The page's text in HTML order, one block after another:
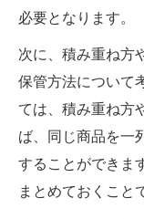
必要となります。
次に、積み重ね方
保管方法について
ては、積み重ね方
ば、同じ商品を一
することができま
まとめておくこと